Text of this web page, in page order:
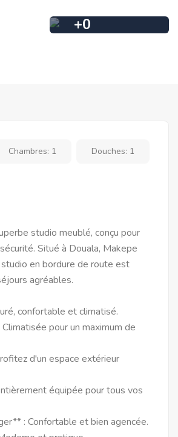
+0
Chambres: 1 Douches: 1
studio meublé, conçu pour
Situé à Douala, Makepe
en bordure de route est
agréables.
confortable et climatisé.
pour un maximum de
d'un espace extérieur
équipée pour tous vos
: Confortable et bien agencée.